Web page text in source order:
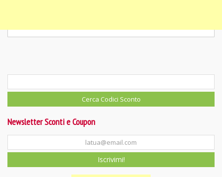
Newsletter Sconti e Coupon
Iscrivimi!